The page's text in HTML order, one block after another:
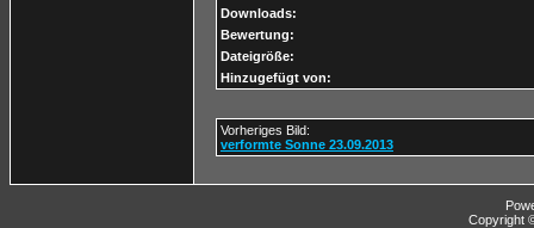
Downloads:
Bewertung:
Dateigröße:
Hinzugefügt von:
Vorheriges Bild:
verformte Sonne 23.09.2013
Copyright